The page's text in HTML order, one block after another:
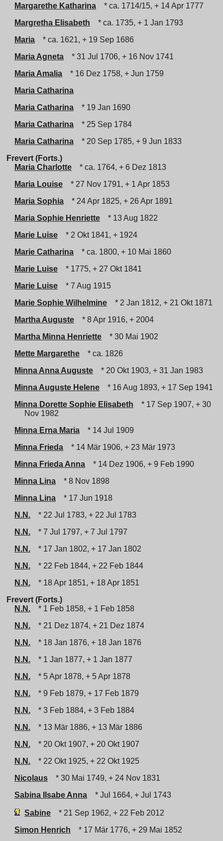
Margarethe Katharina
* ca. 1714/15, + 14 Apr 1777
Margretha Elisabeth
* ca. 1735, + 1 Jan 1793
Maria
* ca. 1621, + 19 Sep 1686
Maria Agneta
* 31 Jul 1706, + 16 Nov 1741
Maria Amalia
* 16 Dez 1758, + Jun 1759
Maria Catharina
Maria Catharina
* 19 Jan 1690
Maria Catharina
* 25 Sep 1784
Maria Catharina
* 20 Sep 1785, + 9 Jun 1833
Frevert (Forts.)
Maria Charlotte
* ca. 1764, + 6 Dez 1813
Maria Louise
* 27 Nov 1791, + 1 Apr 1853
Maria Sophia
* 24 Apr 1825, + 26 Apr 1891
Maria Sophie Henriette
* 13 Aug 1822
Marie Luise
* 2 Okt 1841, + 1924
Marie Catharina
* ca. 1800, + 10 Mai 1860
Marie Luise
* 1775, + 27 Okt 1841
Marie Luise
* 7 Aug 1915
Marie Sophie Wilhelmine
* 2 Jan 1812, + 21 Okt 1871
Martha Auguste
* 8 Apr 1916, + 2004
Martha Minna Henriette
* 30 Mai 1902
Mette Margarethe
* ca. 1826
Minna Anna Auguste
* 20 Okt 1903, + 31 Jan 1983
Minna Auguste Helene
* 16 Aug 1893, + 17 Sep 1941
Minna Dorette Sophie Elisabeth
* 17 Sep 1907, + 30
Nov 1982
Minna Erna Maria
* 14 Jul 1909
Minna Frieda
* 14 Mär 1906, + 23 Mär 1973
Minna Frieda Anna
* 14 Dez 1906, + 9 Feb 1990
Minna Lina
* 8 Nov 1898
Minna Lina
* 17 Jun 1918
N.N.
* 22 Jul 1783, + 22 Jul 1783
N.N.
* 7 Jul 1797, + 7 Jul 1797
N.N.
* 17 Jan 1802, + 17 Jan 1802
N.N.
* 22 Feb 1844, + 22 Feb 1844
N.N.
* 18 Apr 1851, + 18 Apr 1851
Frevert (Forts.)
N.N.
* 1 Feb 1858, + 1 Feb 1858
N.N.
* 21 Dez 1874, + 21 Dez 1874
N.N.
* 18 Jan 1876, + 18 Jan 1876
N.N.
* 1 Jan 1877, + 1 Jan 1877
N.N.
* 5 Apr 1878, + 5 Apr 1878
N.N.
* 9 Feb 1879, + 17 Feb 1879
N.N.
* 3 Feb 1884, + 3 Feb 1884
N.N.
* 13 Mär 1886, + 13 Mär 1886
N.N.
* 20 Okt 1907, + 20 Okt 1907
N.N.
* 22 Okt 1925, + 22 Okt 1925
Nicolaus
* 30 Mai 1749, + 24 Nov 1831
Sabina Ilsabe Anna
* Jul 1664, + Jul 1743
Sabine
* 21 Sep 1962, + 22 Feb 2012
Simon Henrich
* 17 Mär 1776, + 29 Mai 1852